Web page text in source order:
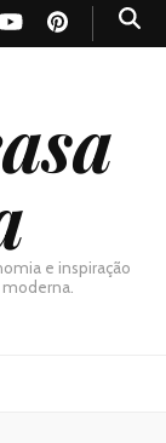
e inspiração